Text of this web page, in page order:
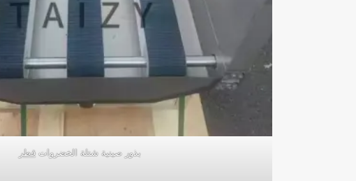
بذور صينية شتلة الخضرواتقطر